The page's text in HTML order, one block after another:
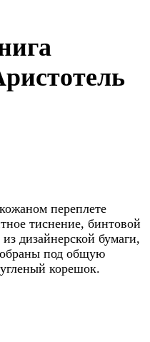
переплете
тиснение, бинтовой
дизайнерской бумаги,
под общую
корешок.